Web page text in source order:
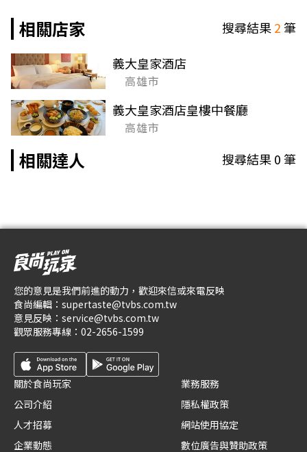
相關店家 搜尋結果2筆
義大皇家酒店
高雄市
義大皇家酒店皇樓中餐廳
高雄市
相關達人 搜尋結果0筆
您的意見是我們前進的動力，歡迎來信或來電反映
食尚編輯： supertaste@tvbs.com.tw
意見反映： service@tvbs.com.tw
觀眾服務專線： 02-2656-1599
關於食尚玩家
公司介紹
人才招募
企業動態
業務服務
隱私權政策
網站使用協定
數位廣告與贊助政策